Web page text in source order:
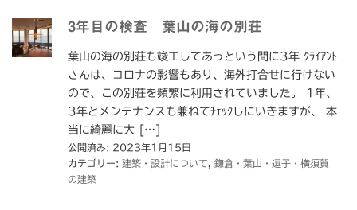
3年目の検査 葉山の海の別荘
葉山の海の別荘も竣工してあっという間に3年 ｸﾗｲｱﾝﾄ
さんは、コロナの影響もあり、海外打合せに行けない
ので、この別荘を頻繁に利用されていました。 1年、
3年とメンテナンスも兼ねてﾁｪｯｸしにいきますが、 本
当に綺麗に大 […]
公開済み: 2023年1月15日
カテゴリー: 建築・設計について
鎌倉・葉山・逗子・横須賀
の建築